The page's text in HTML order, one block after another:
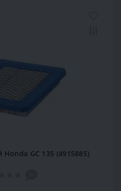
GC 135 (491588S)